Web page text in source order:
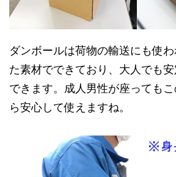
ダンボールは荷物の輸送にも使
た素材でできており、大人でも
できます。成人男性が座っても
ら安心して使えますね。